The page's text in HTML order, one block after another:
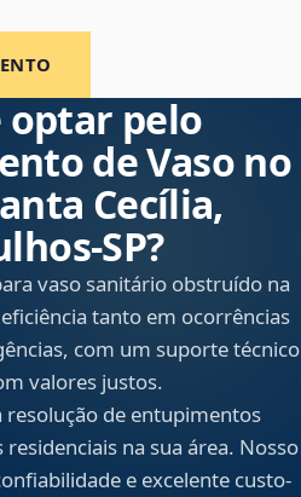
optar pelo
de Vaso no
Cecília,
vaso sanitário obstruído na
tanto em ocorrências
com um suporte técnico
valores justos.
de entupimentos
na sua área. Nosso
e excelente custo-